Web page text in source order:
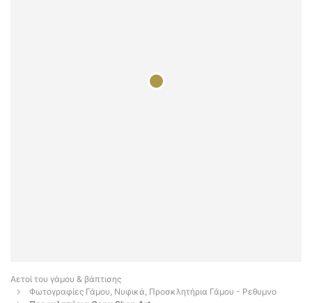
Αετοί του γάμου & βάπτισης
Φωτογραφίες Γάμου, Νυφικά, Προσκλητήρια Γάμου - Ρεθυμνο